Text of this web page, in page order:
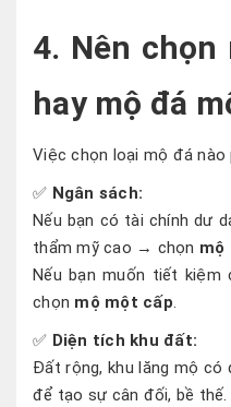
4. Nên chọn
hay mộ đá
Việc chọn loại mộ đá
✅ Ngân sách:
Nếu bạn có tài chính dư
thẩm mỹ cao → chọn mộ
Nếu bạn muốn tiết kiệm
chọn mộ một cấp.
✅ Diện tích khu đất:
Đất rộng, khu lăng mộ có
để tạo sự cân đối, bề thế.